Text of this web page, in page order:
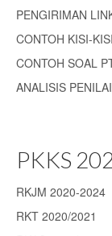
PENGIRIMAN
CONTOH KISI-
CONTOH SOAL
ANALISIS
PKKS
RKJM 2020-2024
RKT 2020/2021